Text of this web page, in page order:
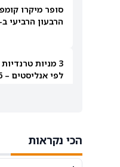
סופר מיקרו
3 מניות
לפי אנליסטים – 8/6/2026
ומטפסת לאחר שחרור 911
הכי נקראות